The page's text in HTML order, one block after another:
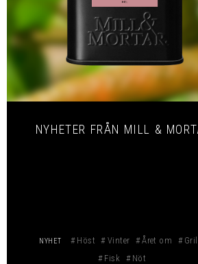
NYHETER FRÅN MILL &
NYHET Höst Vinter Året om
Fisk
Nöt